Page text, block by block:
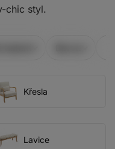
chic styl.
Křesla
Lavice